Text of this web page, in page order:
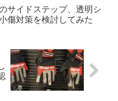
サイドステップ、透明シ
傷対策を検討してみた